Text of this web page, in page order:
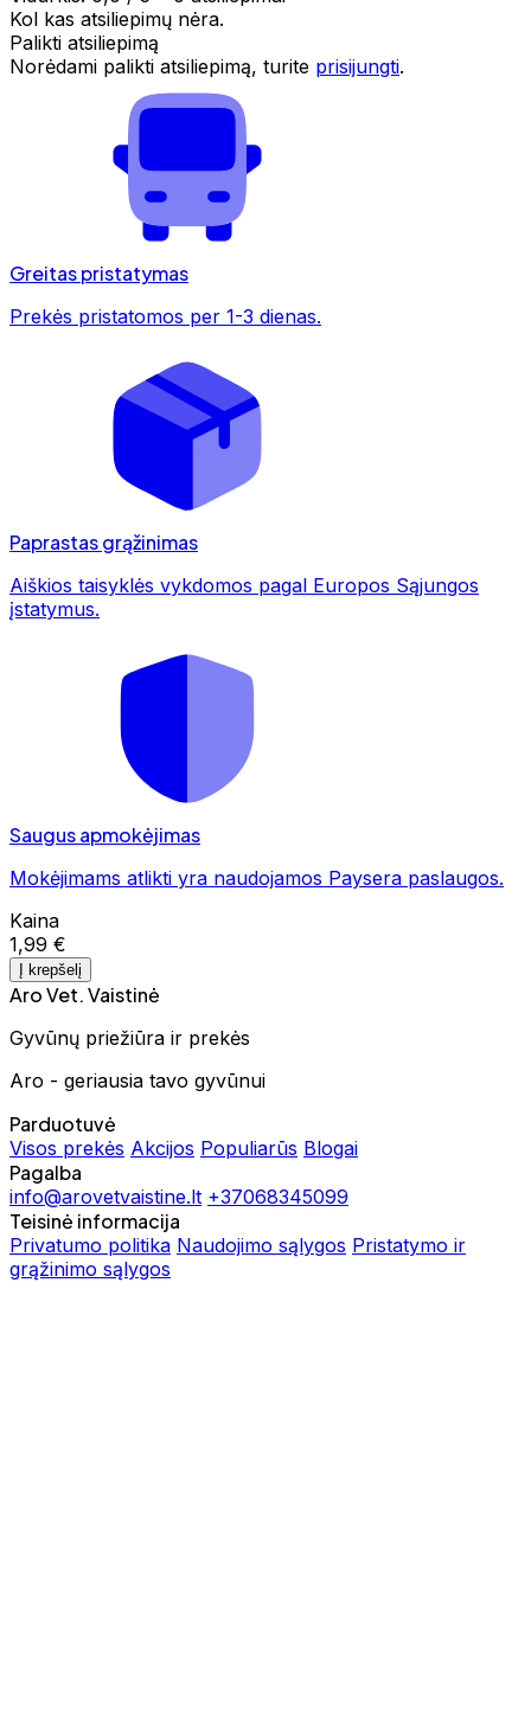
Kol kas atsiliepimų nėra.
Palikti atsiliepimą
Norėdami palikti atsiliepimą, turite prisijungti.
Greitas pristatymas
Prekės pristatomos per 1-3 dienas.
Paprastas grąžinimas
Aiškios taisyklės vykdomos pagal Europos Sąjungos
įstatymus.
Saugus apmokėjimas
Mokėjimams atlikti yra naudojamos Paysera paslaugos.
Kaina
1,99 €
Į krepšelį
Aro Vet. Vaistinė
Gyvūnų priežiūra ir prekės
Aro - geriausia tavo gyvūnui
Parduotuvė
Visos prekės Akcijos Populiarūs Blogai
Pagalba
info@arovetvaistine.lt +37068345099
Teisinė informacija
Privatumo politika Naudojimo sąlygos Pristatymo ir
grąžinimo sąlygos